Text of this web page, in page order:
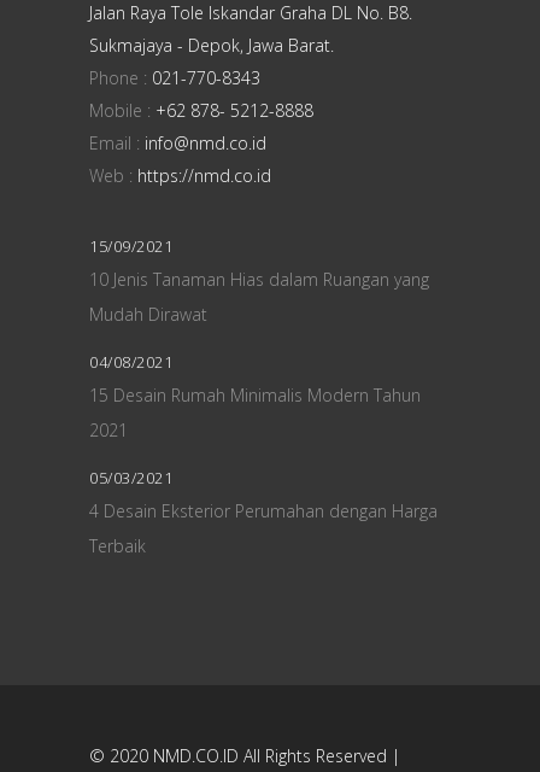
Jalan Raya Tole Iskandar Graha DL No. B8.
Sukmajaya - Depok, Jawa Barat.
Phone : 021-770-8343
Mobile : +62 878- 5212-8888
Email : info@nmd.co.id
Web : https://nmd.co.id
15/09/2021
10 Jenis Tanaman Hias dalam Ruangan yang
Mudah Dirawat
04/08/2021
15 Desain Rumah Minimalis Modern Tahun
2021
05/03/2021
4 Desain Eksterior Perumahan dengan Harga
Terbaik
© 2020 NMD.CO.ID All Rights Reserved |